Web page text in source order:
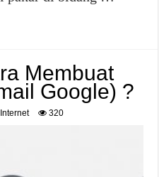
Membuat
Google) ?
Internet 320